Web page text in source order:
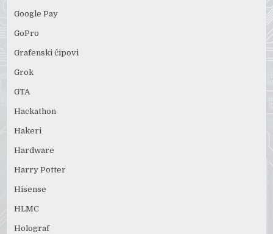
Google Pay
GoPro
Grafenski čipovi
Grok
GTA
Hackathon
Hakeri
Hardware
Harry Potter
Hisense
HLMC
Holograf